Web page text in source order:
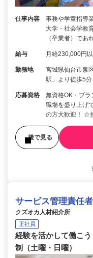
仕事内容
事務や学童指導
大学・社会学教
（卒業者）であ
給与 月給230,000円
勤務地
宮城県仙台市泉
駅」より徒歩5分
応募資格
無資格OK・ブ
職場を盛り上げ
の方大歓迎！ ☆
後で見る
サービス管理責任
クズオカ人材紹介所
正社員
経験を活かして働こ
制（土曜・日曜）